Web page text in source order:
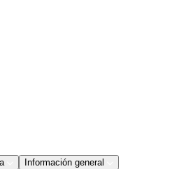
Información general